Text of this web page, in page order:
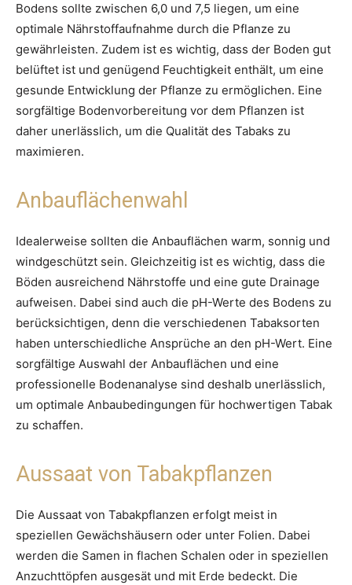
Bodens sollte zwischen 6,0 und 7,5 liegen, um eine
optimale Nährstoffaufnahme durch die Pflanze zu
gewährleisten. Zudem ist es wichtig, dass der Boden gut
belüftet ist und genügend Feuchtigkeit enthält, um eine
gesunde Entwicklung der Pflanze zu ermöglichen. Eine
sorgfältige Bodenvorbereitung vor dem Pflanzen ist
daher unerlässlich, um die Qualität des Tabaks zu
maximieren.
Anbauflächenwahl
Idealerweise sollten die Anbauflächen warm, sonnig und
windgeschützt sein. Gleichzeitig ist es wichtig, dass die
Böden ausreichend Nährstoffe und eine gute Drainage
aufweisen. Dabei sind auch die pH-Werte des Bodens zu
berücksichtigen, denn die verschiedenen Tabaksorten
haben unterschiedliche Ansprüche an den pH-Wert. Eine
sorgfältige Auswahl der Anbauflächen und eine
professionelle Bodenanalyse sind deshalb unerlässlich,
um optimale Anbaubedingungen für hochwertigen Tabak
zu schaffen.
Aussaat von Tabakpflanzen
Die Aussaat von Tabakpflanzen erfolgt meist in
speziellen Gewächshäusern oder unter Folien. Dabei
werden die Samen in flachen Schalen oder in speziellen
Anzuchttöpfen ausgesät und mit Erde bedeckt. Die